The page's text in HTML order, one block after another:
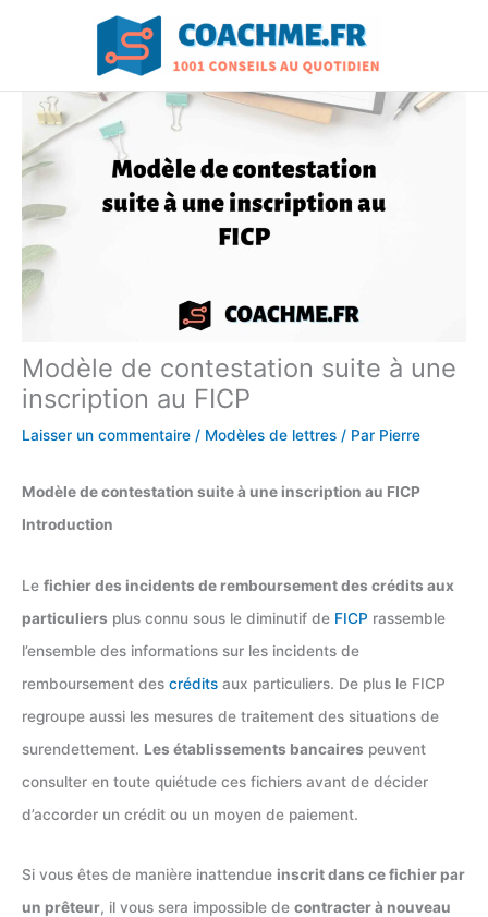
Modèle de contestation suite à une
inscription au FICP
Laisser un commentaire / Modèles de lettres / Par Pierre
Modèle de contestation suite à une inscription au FICP
Introduction
Le fichier des incidents de remboursement des crédits aux
particuliers plus connu sous le diminutif de FICP rassemble
l’ensemble des informations sur les incidents de
remboursement des crédits aux particuliers. De plus le FICP
regroupe aussi les mesures de traitement des situations de
surendettement. Les établissements bancaires peuvent
consulter en toute quiétude ces fichiers avant de décider
d’accorder un crédit ou un moyen de paiement.
Si vous êtes de manière inattendue inscrit dans ce fichier par
un prêteur, il vous sera impossible de contracter à nouveau